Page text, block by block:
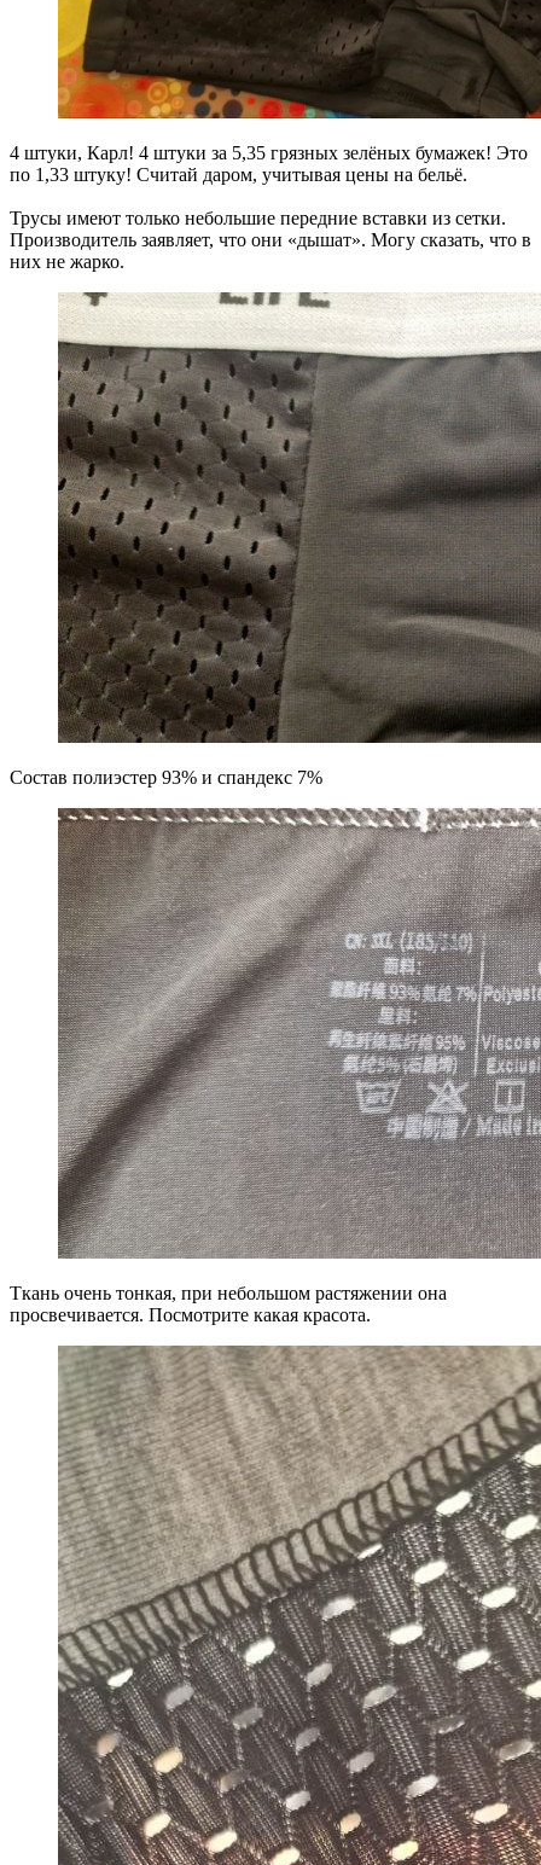
4 штуки, Карл! 4 штуки за 5,35 грязных зелёных бумажек! Это
по 1,33 штуку! Считай даром, учитывая цены на бельё.
Трусы имеют только небольшие передние вставки из сетки.
Производитель заявляет, что они «дышат». Могу сказать, что в
них не жарко.
Состав полиэстер 93% и спандекс 7%
Ткань очень тонкая, при небольшом растяжении она
просвечивается. Посмотрите какая красота.